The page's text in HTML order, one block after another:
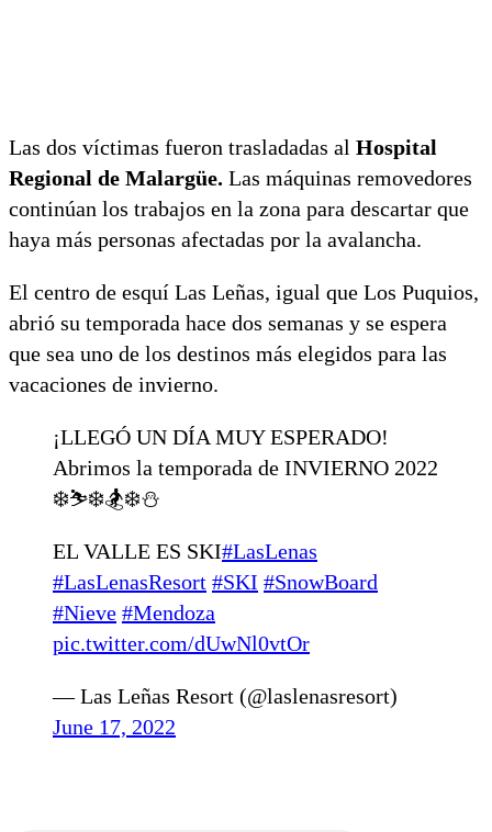
Las dos víctimas fueron trasladadas al Hospital
Regional de Malargüe. Las máquinas removedores
continúan los trabajos en la zona para descartar que
haya más personas afectadas por la avalancha.
El centro de esquí Las Leñas, igual que Los Puquios,
abrió su temporada hace dos semanas y se espera
que sea uno de los destinos más elegidos para las
vacaciones de invierno.
¡LLEGÓ UN DÍA MUY ESPERADO!
Abrimos la temporada de INVIERNO 2022
❄️⛷️❄️🏂❄️⛄
EL VALLE ES SKI#LasLenas
#LasLenasResort #SKI #SnowBoard
#Nieve #Mendoza
pic.twitter.com/dUwNl0vtOr
— Las Leñas Resort (@laslenasresort)
June 17, 2022